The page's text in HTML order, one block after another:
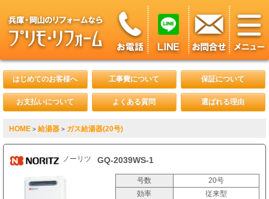
はじめてのお客様へ 工事費について 保証について
お支払いについて よくある質問 選ばれる理由
HOME > 給湯器 > ガス給湯器(20号)
ノーリツ GQ-2039WS-1
号数
20号
効率
従来型